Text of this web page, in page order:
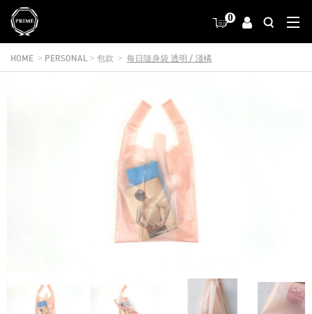
0
HOME > PERSONAL > 包款 > 每日隨身袋 透明 / 淺橘